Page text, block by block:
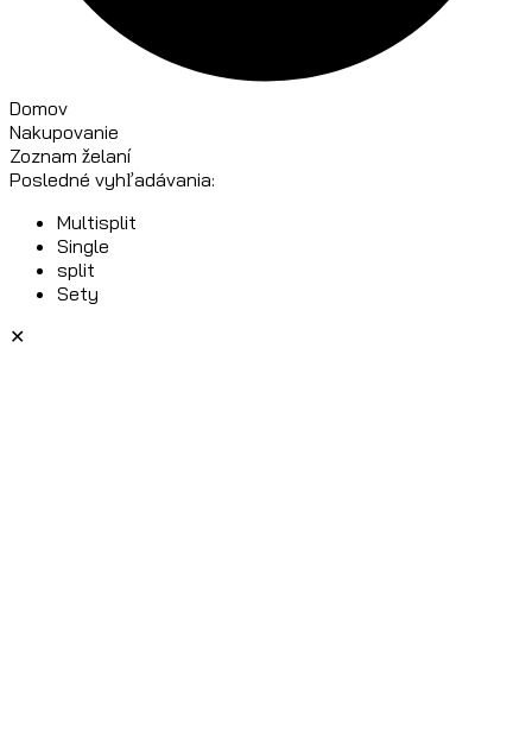
Domov
Nakupovanie
Zoznam želaní
Posledné vyhľadávania:
Multisplit
Single
split
Sety
✕